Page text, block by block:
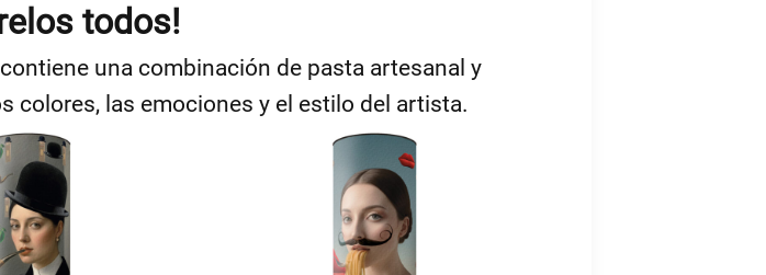
todos!
una combinación de pasta artesanal y
colores, las emociones y el estilo del artista.